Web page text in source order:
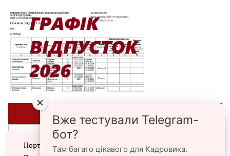
⭐ЗРАЗКИ⭐
►Списки персонального військового обліку призовників,
військовозобов’язаних та резервістів
Портал prokadry.com.ua використовує файли cookie.
Вже тестували Telegram-
бот?
Там багато цікавого для Кадровика.
×